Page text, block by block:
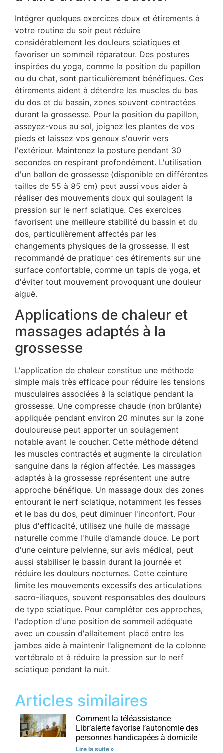
Intégrer quelques exercices doux et étirements à
votre routine du soir peut réduire
considérablement les douleurs sciatiques et
favoriser un sommeil réparateur. Des postures
inspirées du yoga, comme la position du papillon
ou du chat, sont particulièrement bénéfiques. Ces
étirements aident à détendre les muscles du bas
du dos et du bassin, zones souvent contractées
durant la grossesse. Pour la position du papillon,
asseyez-vous au sol, joignez les plantes de vos
pieds et laissez vos genoux s'ouvrir vers
l'extérieur. Maintenez la posture pendant 30
secondes en respirant profondément. L'utilisation
d'un ballon de grossesse (disponible en différentes
tailles de 55 à 85 cm) peut aussi vous aider à
réaliser des mouvements doux qui soulagent la
pression sur le nerf sciatique. Ces exercices
favorisent une meilleure stabilité du bassin et du
dos, particulièrement affectés par les
changements physiques de la grossesse. Il est
recommandé de pratiquer ces étirements sur une
surface confortable, comme un tapis de yoga, et
d'éviter tout mouvement provoquant une douleur
aiguë.
Applications de chaleur et
massages adaptés à la
grossesse
L'application de chaleur constitue une méthode
simple mais très efficace pour réduire les tensions
musculaires associées à la sciatique pendant la
grossesse. Une compresse chaude (non brûlante)
appliquée pendant environ 20 minutes sur la zone
douloureuse peut apporter un soulagement
notable avant le coucher. Cette méthode détend
les muscles contractés et augmente la circulation
sanguine dans la région affectée. Les massages
adaptés à la grossesse représentent une autre
approche bénéfique. Un massage doux des zones
entourant le nerf sciatique, notamment les fesses
et le bas du dos, peut diminuer l'inconfort. Pour
plus d'efficacité, utilisez une huile de massage
naturelle comme l'huile d'amande douce. Le port
d'une ceinture pelvienne, sur avis médical, peut
aussi stabiliser le bassin durant la journée et
réduire les douleurs nocturnes. Cette ceinture
limite les mouvements excessifs des articulations
sacro-iliaques, souvent responsables des douleurs
de type sciatique. Pour compléter ces approches,
l'adoption d'une position de sommeil adéquate
avec un coussin d'allaitement placé entre les
jambes aide à maintenir l'alignement de la colonne
vertébrale et à réduire la pression sur le nerf
sciatique pendant la nuit.
Articles similaires
Comment la téléassistance
Libr’alerte favorise l’autonomie des
personnes handicapées à domicile
Lire la suite »